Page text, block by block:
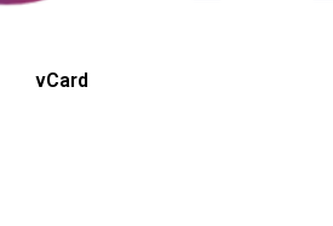
vCard